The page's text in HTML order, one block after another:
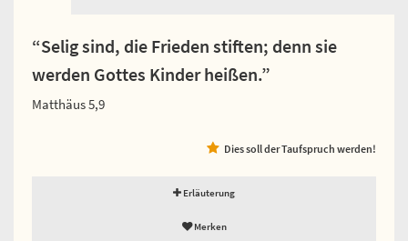
“Selig sind, die Frieden stiften; denn sie
werden Gottes Kinder heißen.”
Matthäus 5,9
Dies soll der Taufspruch werden!
Erläuterung
Merken